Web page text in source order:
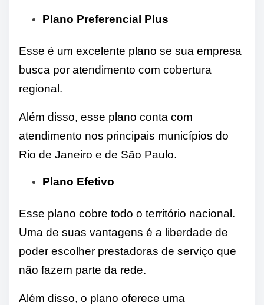
Plano Preferencial Plus
Esse é um excelente plano se sua empresa
busca por atendimento com cobertura
regional.
Além disso, esse plano conta com
atendimento nos principais municípios do
Rio de Janeiro e de São Paulo.
Plano Efetivo
Esse plano cobre todo o território nacional.
Uma de suas vantagens é a liberdade de
poder escolher prestadoras de serviço que
não fazem parte da rede.
Além disso, o plano oferece uma